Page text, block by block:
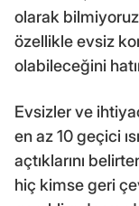
olarak bilmiyoruz
özellikle evsiz
olabileceğini
Evsizler ve
en az 10 geçici
açtıklarını
hiç kimse geri